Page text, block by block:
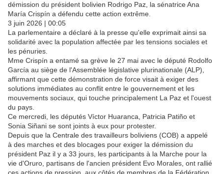
démission du président bolivien Rodrigo Paz, la sénatrice Ana
María Crispín a défendu cette action extrême.
3 juin 2026 | 00:05
La parlementaire a déclaré à la presse qu'elle exprimait ainsi sa
solidarité avec la population affectée par les tensions sociales et
les pénuries.
Mme Crispín a entamé sa grève le 27 mai avec le député Rodolfo
García au siège de l'Assemblée législative plurinationale (ALP),
affirmant que cette démonstration de force visait à exiger des
solutions immédiates au conflit entre le gouvernement et les
mouvements sociaux, qui touche principalement La Paz et l'ouest
du pays.
Ce mercredi, les députés Víctor Huaranca, Patricia Patiño et
Sonia Siñani se sont joints à eux pour protester.
Depuis que la Centrale des travailleurs boliviens (COB) a appelé
à des marches et des blocages pour exiger la démission du
président Paz il y a 33 jours, les participants à la Marche pour la
vie d'Oruro, partisans de l'ancien président Evo Morales, ont rallié